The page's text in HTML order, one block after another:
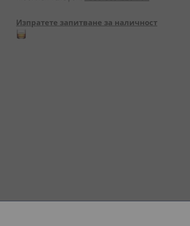
Изпратете запитване за наличност